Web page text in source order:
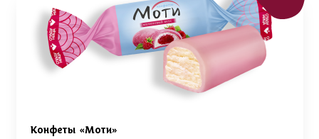
Конфеты «Моти»